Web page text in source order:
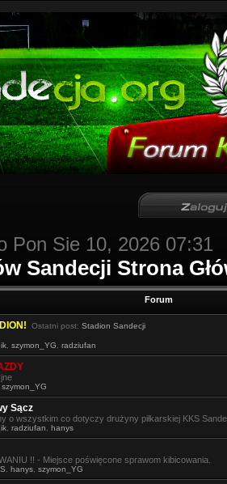
Pon Sie 10, 2026 07:31
Sandecji Strona
Forum
Ostatni post: Stadion Sandecji
szymon_YG radziufan
szymon_YG
Sącz
o wszystkim co dotyczy drużyny piłkarskiej KKS
radziufan hanys
!! - Miejsce poświęcone sprawom kibicowania.
hanys szymon_YG